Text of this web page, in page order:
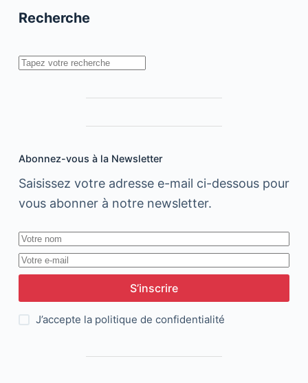
ans
une
ligne
Recherche
Rechercher
Abonnez-vous à la Newsletter
Saisissez votre adresse e-mail ci-dessous pour
vous abonner à notre newsletter.
S’inscrire
J’accepte la politique de confidentialité